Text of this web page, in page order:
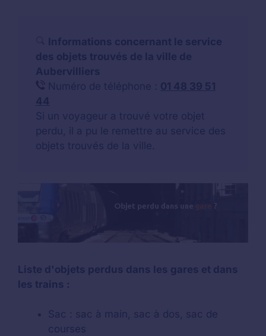
Liste d'objets perdus dans les gares et dans
les trains :
Sac : sac à main, sac à dos, sac de
courses